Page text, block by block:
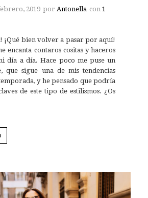
2019 por Antonella con 1
¡Qué bien volver a pasar por aquí!
encanta contaros cositas y haceros
día a día. Hace poco me puse un
, que sigue una de mis tendencias
y he pensado que podría
de este tipo de estilismos. ¿Os